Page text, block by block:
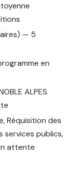
— 5
en
ALPES
Réquisition des
services publics,
attente